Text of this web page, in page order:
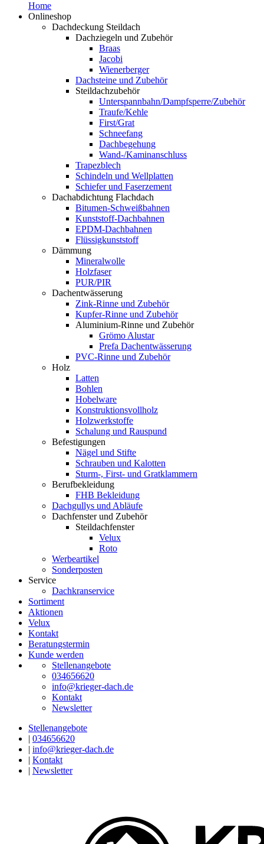
Home
Onlineshop
Dachdeckung Steildach
Dachziegeln und Zubehör
Braas
Jacobi
Wienerberger
Dachsteine und Zubehör
Steildachzubehör
Unterspannbahn/Dampfsperre/Zubehör
Traufe/Kehle
First/Grat
Schneefang
Dachbegehung
Wand-/Kaminanschluss
Trapezblech
Schindeln und Wellplatten
Schiefer und Faserzement
Dachabdichtung Flachdach
Bitumen-Schweißbahnen
Kunststoff-Dachbahnen
EPDM-Dachbahnen
Flüssigkunststoff
Dämmung
Mineralwolle
Holzfaser
PUR/PIR
Dachentwässerung
Zink-Rinne und Zubehör
Kupfer-Rinne und Zubehör
Aluminium-Rinne und Zubehör
Grömo Alustar
Prefa Dachentwässerung
PVC-Rinne und Zubehör
Holz
Latten
Bohlen
Hobelware
Konstruktionsvollholz
Holzwerkstoffe
Schalung und Rauspund
Befestigungen
Nägel und Stifte
Schrauben und Kalotten
Sturm-, First- und Gratklammern
Berufbekleidung
FHB Bekleidung
Dachgullys und Abläufe
Dachfenster und Zubehör
Steildachfenster
Velux
Roto
Werbeartikel
Sonderposten
Service
Dachkranservice
Sortiment
Aktionen
Velux
Kontakt
Beratungstermin
Kunde werden
Stellenangebote
034656620
info@krieger-dach.de
Kontakt
Newsletter
Stellenangebote
| 034656620
| info@krieger-dach.de
| Kontakt
| Newsletter